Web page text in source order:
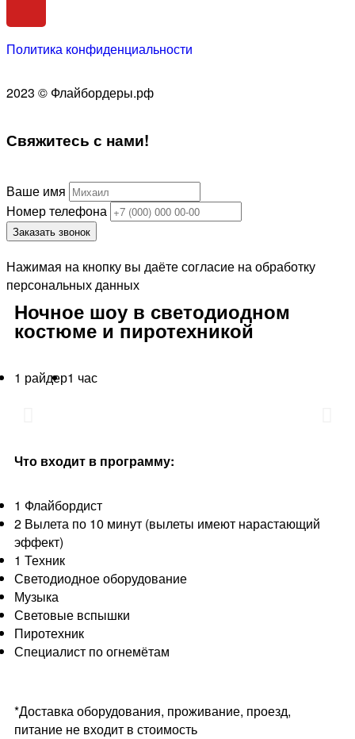
Политика конфиденциальности
2023 © Флайбордеры.рф
Свяжитесь с нами!
Ваше имя
Номер телефона
Заказать звонок
Нажимая на кнопку вы даёте согласие на обработку
персональных данных
Ночное шоу в светодиодном
костюме и пиротехникой
1 райдер1 час
Что входит в программу:
1 Флайбордист
2 Вылета по 10 минут (вылеты имеют нарастающий
эффект)
1 Техник
Светодиодное оборудование
Музыка
Световые вспышки
Пиротехник
Специалист по огнемётам
*Доставка оборудования, проживание, проезд,
питание не входит в стоимость